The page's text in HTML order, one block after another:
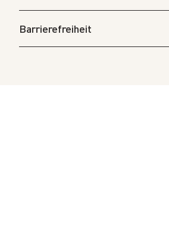
Barrierefreiheit